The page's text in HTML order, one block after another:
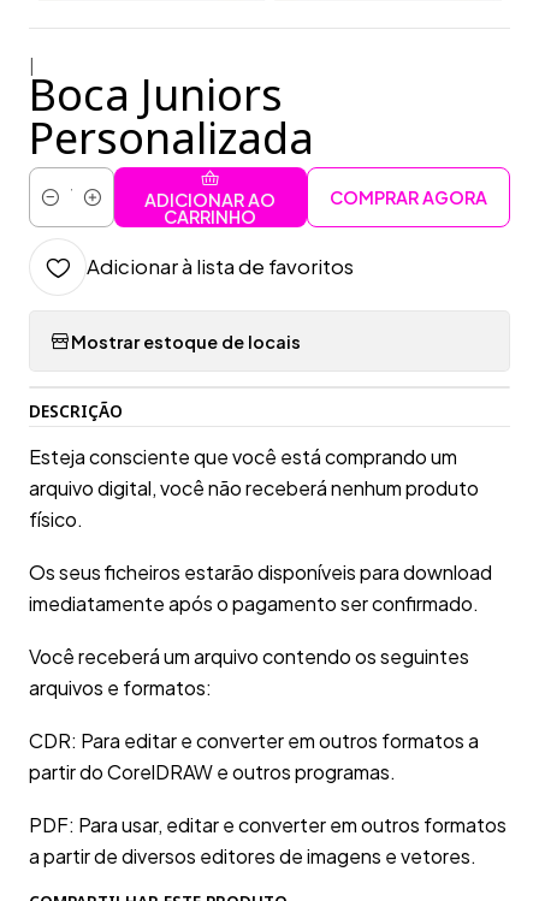
Boca Juniors
Personalizada
Quantidade
ADICIONAR AO
CARRINHO
COMPRAR AGORA
Adicionar à lista de favoritos
Mostrar estoque de locais
DESCRIÇÃO
Esteja consciente que você está comprando um
arquivo digital, você não receberá nenhum produto
físico.
Os seus ficheiros estarão disponíveis para download
imediatamente após o pagamento ser confirmado.
Você receberá um arquivo contendo os seguintes
arquivos e formatos:
CDR: Para editar e converter em outros formatos a
partir do CorelDRAW e outros programas.
PDF: Para usar, editar e converter em outros formatos
a partir de diversos editores de imagens e vetores.